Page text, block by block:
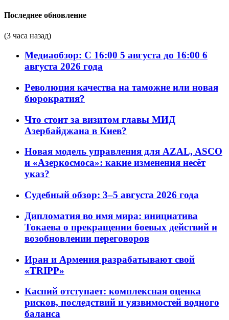
Последнее обновление
(3 часа назад)
Медиаобзор: С 16:00 5 августа до 16:00 6
августа 2026 года
Революция качества на таможне или новая
бюрократия?
Что стоит за визитом главы МИД
Азербайджана в Киев?
Новая модель управления для AZAL, ASCO
и «Азеркосмоса»: какие изменения несёт
указ?
Судебный обзор: 3–5 августа 2026 года
Дипломатия во имя мира: инициатива
Токаева о прекращении боевых действий и
возобновлении переговоров
Иран и Армения разрабатывают свой
«TRIPP»
Каспий отступает: комплексная оценка
рисков, последствий и уязвимостей водного
баланса